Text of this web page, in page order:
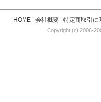
HOME| 会社概要| 特定商取引に
Copyright (c) 2006-